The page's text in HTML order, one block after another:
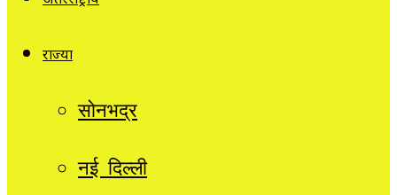
राज्यों
सोनभद्र
नई दिल्ली